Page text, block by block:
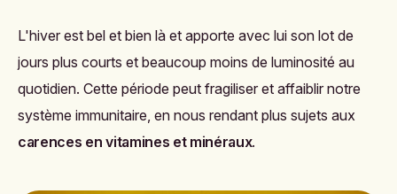
L'hiver est bel et bien là et apporte avec lui son lot de
jours plus courts et beaucoup moins de luminosité au
quotidien. Cette période peut fragiliser et affaiblir notre
système immunitaire, en nous rendant plus sujets aux
carences en vitamines et minéraux.